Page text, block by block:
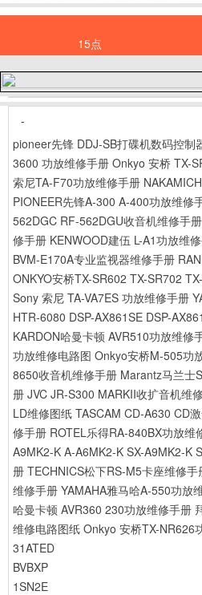
15点
-
pioneer先锋 DDJ-SB打碟机数码控制
3600 功放维修手册 Onkyo 安桥 TX-
索尼TA-F70功放维修手册
PIONEER先锋A-300 A-400功放维修
562DGC RF-562DGU收音机维修手册
修手册 KENWOOD建伍 L-A1功放维
BVM-E170A专业监视器维修手册
ONKYO安桥TX-SR602 TX-SR702
Sony 索尼 TA-VA7ES 功放维修手册
HTR-6080 DSP-AX861SE DSP-
KARDON哈曼卡顿 AVR510功放维修
功放维修电路图 Onkyo安桥M-505功
8650收音机维修手册 Marantz马兰士
册 JVC JR-S300 MARKII收扩音机维
LD维修图纸 TASCAM CD-A630 CD
修手册 ROTEL乐得RA-840BX功放维
A9MK2-K A-A6MK2-K SX-A9MK2-K
册 TECHNICS松下RS-M5卡座维修手
维修手册 YAMAHA雅马哈A-550功放
哈曼卡顿 AVR360 230功放维修手册
维修电路图纸 Onkyo 安桥TX-NR626
31ATED
BVBXP
1SN2E